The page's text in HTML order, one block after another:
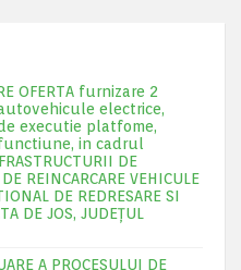
OFERTA furnizare 2
electrice,
executie platfome,
in cadrul
DE
REINCARCARE VEHICULE
DE REDRESARE SI
DE JOS, JUDEŢUL
A PROCESULUI DE